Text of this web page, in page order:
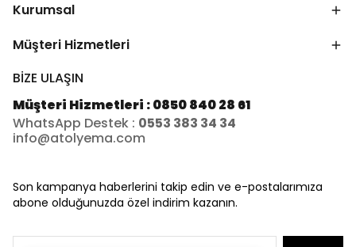
Kurumsal
Müşteri Hizmetleri
BİZE ULAŞIN
Müşteri Hizmetleri : 0850 840 28 61
WhatsApp Destek : 0553 383 34 34
info@atolyema.com
Son kampanya haberlerini takip edin ve e-postalarımıza
abone olduğunuzda özel indirim kazanın.